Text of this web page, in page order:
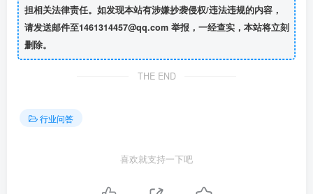
担相关法律责任。如发现本站有涉嫌抄袭侵权/违法违规的内容，
请发送邮件至1461314457@qq.com 举报，一经查实，本站将立刻
删除。
THE END
行业问答
喜欢就支持一下吧